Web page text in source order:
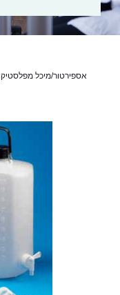
אספירטור/מיכל מפלסטיק